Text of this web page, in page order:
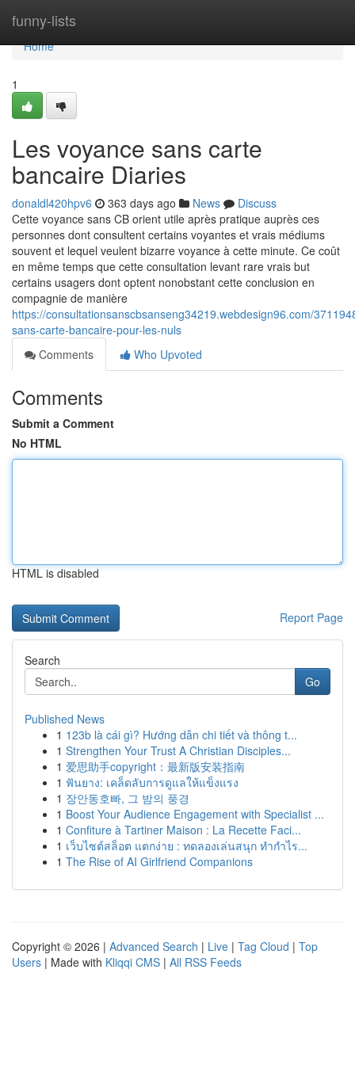
funny-lists
Home
Home
1
Les voyance sans carte
bancaire Diaries
donaldl420hpv6 363 days ago News
Discuss
Cette voyance sans CB orient utile après pratique auprès ces
personnes dont consultent certains voyantes et vrais médiums
souvent et lequel veulent bizarre voyance à cette minute. Ce coût
en même temps que cette consultation levant rare vrais but
certains usagers dont optent nonobstant cette conclusion en
compagnie de manière
https://consultationsanscbsanseng34219.webdesign96.com/
sans-carte-bancaire-pour-les-nuls
Comments
Who Upvoted
Comments
Submit a Comment
No HTML
HTML is disabled
Report Page
Search
Go
Published News
1 123b là cái gì? Hướng dẫn chi tiết và thông t...
1 Strengthen Your Trust A Christian Disciples...
1 爱思助手copyright：最新版安装指南
1 ฟันยาง: เคล็ดลับการดูแลให้แข็งแรง
1 장안동호빠, 그 밤의 풍경
1 Boost Your Audience Engagement with Specialist ...
1 Confiture à Tartiner Maison : La Recette Faci...
1 เว็บไซต์สล็อต แตกง่าย : ทดลองเล่นสนุก ทำกำไร...
1 The Rise of AI Girlfriend Companions
Copyright © 2026 | Advanced Search | Live | Tag Cloud | Top
Users | Made with Kliqqi CMS | All RSS Feeds